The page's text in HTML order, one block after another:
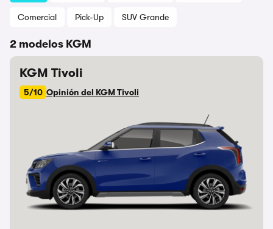
Comercial Pick-Up SUV Grande
2 modelos KGM
KGM Tivoli
5/10 Opinión del KGM Tivoli